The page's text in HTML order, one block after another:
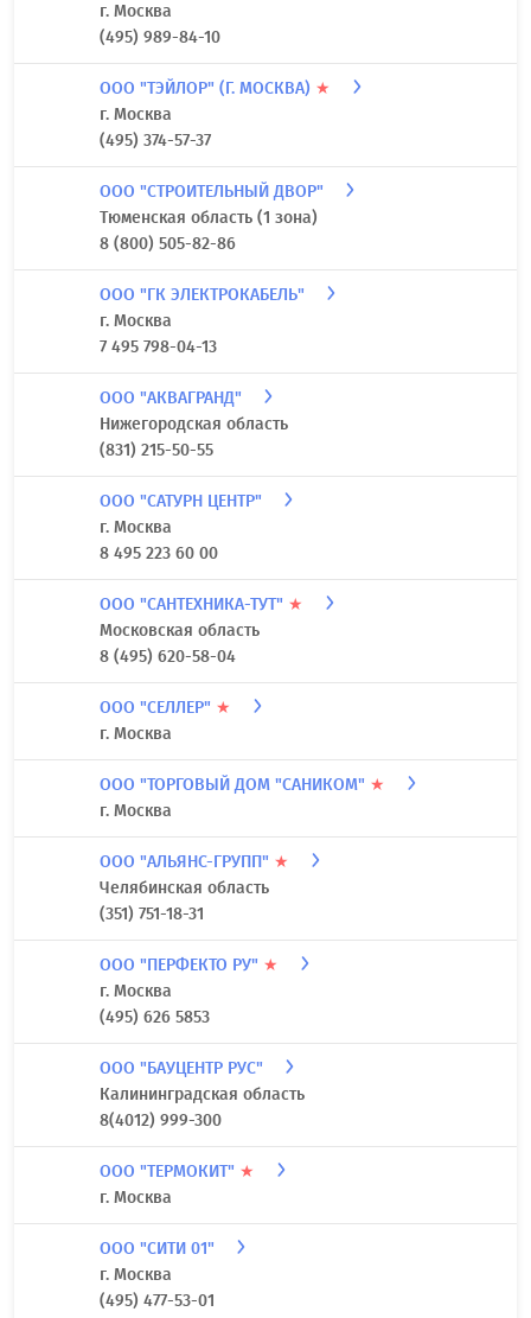
г. Москва
(495) 989-84-10
ООО "ТЭЙЛОР" (Г. МОСКВА) ★
г. Москва
(495) 374-57-37
ООО "СТРОИТЕЛЬНЫЙ ДВОР"
Тюменская область (1 зона)
8 (800) 505-82-86
ООО "ГК ЭЛЕКТРОКАБЕЛЬ"
г. Москва
7 495 798-04-13
ООО "АКВАГРАНД"
Нижегородская область
(831) 215-50-55
ООО "САТУРН ЦЕНТР"
г. Москва
8 495 223 60 00
ООО "САНТЕХНИКА-ТУТ" ★
Московская область
8 (495) 620-58-04
ООО "СЕЛЛЕР" ★
г. Москва
ООО "ТОРГОВЫЙ ДОМ "САНИКОМ" ★
г. Москва
ООО "АЛЬЯНС-ГРУПП" ★
Челябинская область
(351) 751-18-31
ООО "ПЕРФЕКТО РУ" ★
г. Москва
(495) 626 5853
ООО "БАУЦЕНТР РУС"
Калининградская область
8(4012) 999-300
ООО "ТЕРМОКИТ" ★
г. Москва
ООО "СИТИ 01"
г. Москва
(495) 477-53-01